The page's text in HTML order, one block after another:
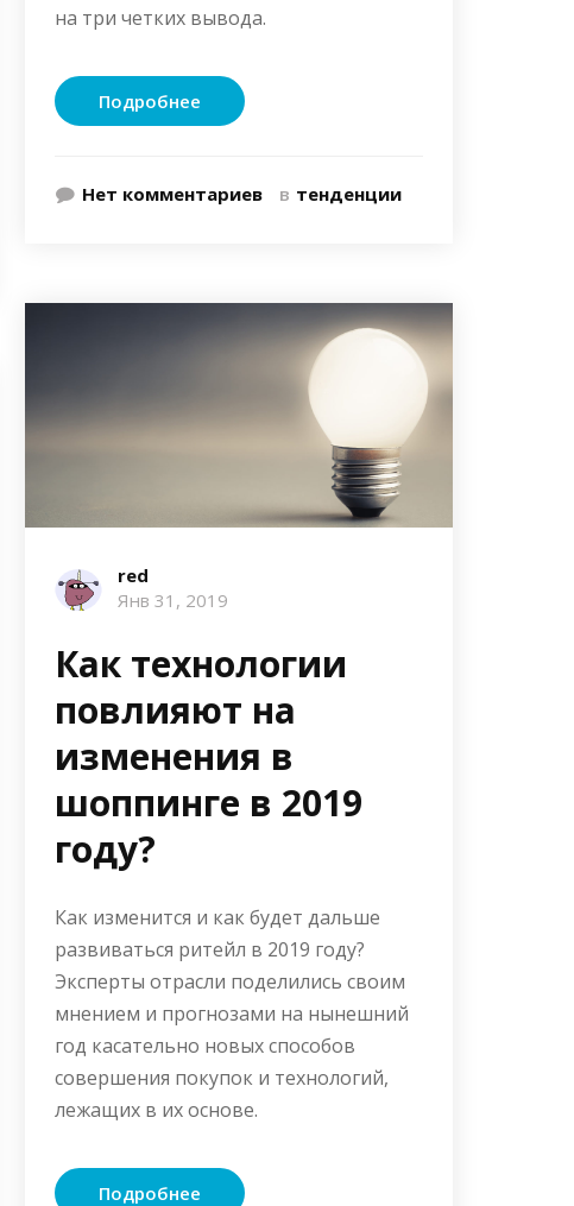
на три четких вывода.
Подробнее
Нет комментариев в тенденции
red
Янв 31, 2019
Как технологии
повлияют на
изменения в
шоппинге в 2019
году?
Как изменится и как будет дальше
развиваться ритейл в 2019 году?
Эксперты отрасли поделились своим
мнением и прогнозами на нынешний
год касательно новых способов
совершения покупок и технологий,
лежащих в их основе.
Подробнее